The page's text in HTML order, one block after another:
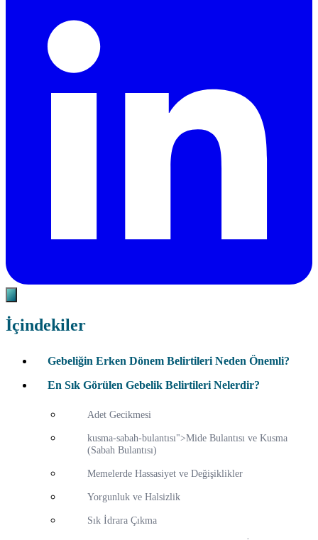
İçindekiler
Gebeliğin Erken Dönem Belirtileri Neden Önemli?
En Sık Görülen Gebelik Belirtileri Nelerdir?
Adet Gecikmesi
kusma-sabah-bulantısı">Mide Bulantısı ve Kusma
(Sabah Bulantısı)
Memelerde Hassasiyet ve Değişiklikler
Yorgunluk ve Halsizlik
Sık İdrara Çıkma